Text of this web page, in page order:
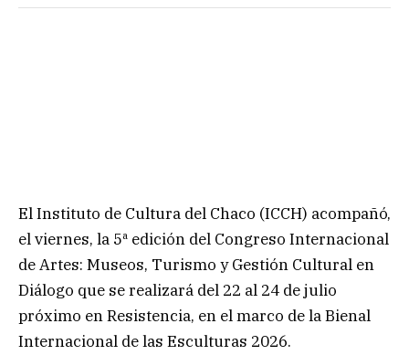
El Instituto de Cultura del Chaco (ICCH) acompañó,
el viernes, la 5ª edición del Congreso Internacional
de Artes: Museos, Turismo y Gestión Cultural en
Diálogo que se realizará del 22 al 24 de julio
próximo en Resistencia, en el marco de la Bienal
Internacional de las Esculturas 2026.